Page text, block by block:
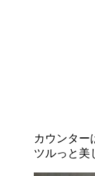
カウンター
ツルっと美